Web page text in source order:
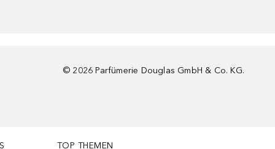
© 2026 Parfümerie Douglas GmbH & Co. KG.
TOP THEMEN